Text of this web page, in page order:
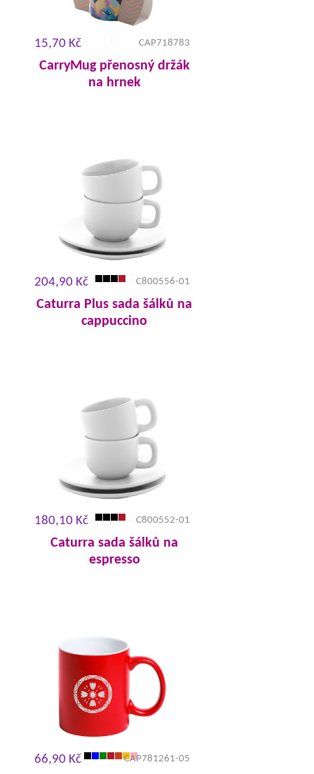
15,70 Kč CAP718783
CarryMug přenosný držák
na hrnek
204,90 Kč C800556-01
Caturra Plus sada šálků na
cappuccino
180,10 Kč C800552-01
Caturra sada šálků na
espresso
66,90 Kč CAP781261-05